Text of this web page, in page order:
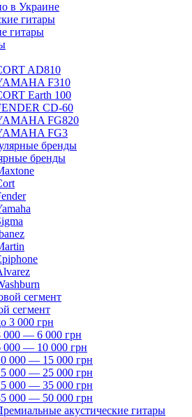
в Украине
гитары
AD810
F310
Earth 100
CD-60
FG820
FG3
бренды
сегмент
3 000 грн
000 — 6 000 грн
000 — 10 000 грн
000 — 15 000 грн
000 — 25 000 грн
000 — 35 000 грн
000 — 50 000 грн
акустические гитары